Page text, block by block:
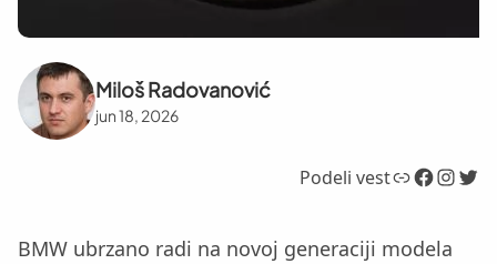
Miloš Radovanović
jun 18, 2026
Podeli vestLink Facebook InstagramTwitter
BMW ubrzano radi na novoj generaciji modela